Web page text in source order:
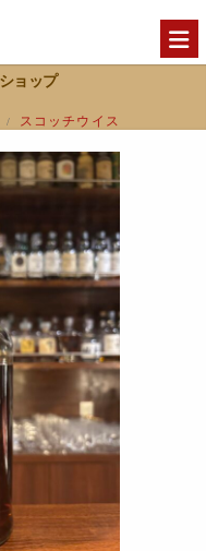
ョップ
/
スコッチウイス
ラック 55.7%